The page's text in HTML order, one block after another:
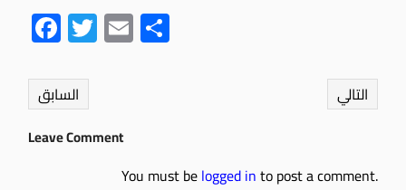
Fac
ok
Twit
Ema
السابق التالي
Leave Comment
You must belogged into post a comment.